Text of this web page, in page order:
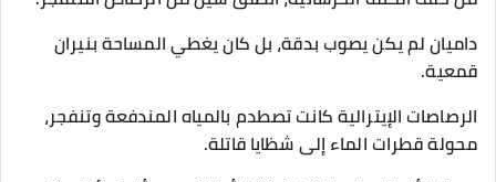
داميان لم يكن يصوب بدقة، بل كان يغطي المساحة بنيران
قمعية.
الرصاصات الإيترالية كانت تصطدم بالمياه المندفعة وتنفجر،
محولة قطرات الماء إلى شظايا قاتلة.